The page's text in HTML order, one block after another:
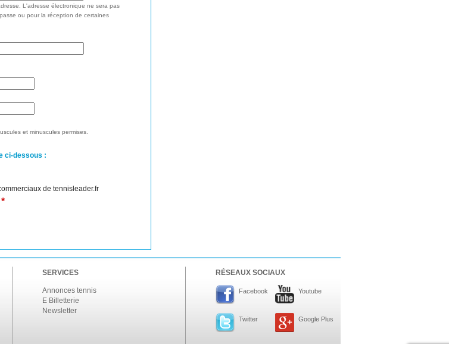
L'adresse électronique ne sera pas
ou pour la réception de certaines
et minuscules permises.
ci-dessous :
de tennisleader.fr
*
SERVICES
Annonces tennis
E Billetterie
Newsletter
RÉSEAUX SOCIAUX
Facebook Youtube
Twitter Google Plus